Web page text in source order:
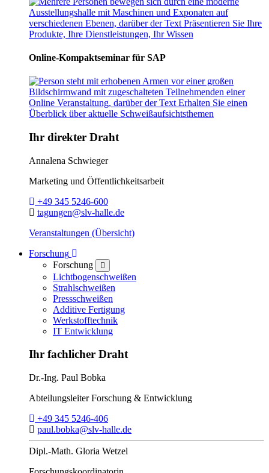
Online-Kompaktseminar für SAP
Ihr direkter Draht
Annalena Schwieger
Marketing und Öffentlichkeitsarbeit
Telefon:
+49 345 5246-600
E-Mail:
tagungen@slv-halle.de
Veranstaltungen (Übersicht)
Forschung
Forschung
Lichtbogenschweißen
Strahlschweißen
Pressschweißen
Additive Fertigung
Werkstofftechnik
IT Entwicklung
Ihr fachlicher Draht
Dr.-Ing. Paul Bobka
AbteilungsleiterForschung & Entwicklung
Telefon:
+49 345 5246-406
E-Mail:
paul.bobka@slv-halle.de
Dipl.-Math. Gloria Wetzel